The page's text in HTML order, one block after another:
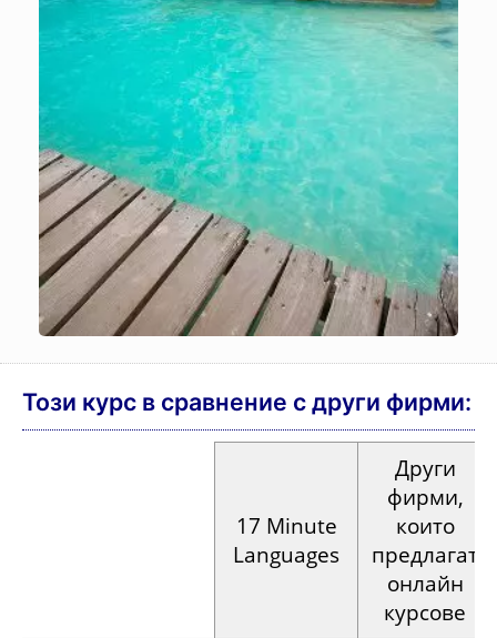
Този курс в сравнение с други фирми:
Други
фирми,
които